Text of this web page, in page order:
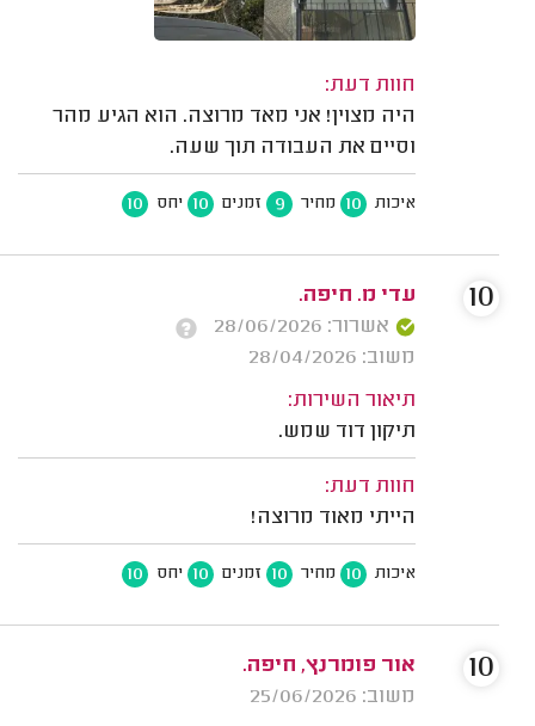
חוות דעת:
היה מצוין! אני מאד מרוצה. הוא הגיע מהר
וסיים את העבודה תוך שעה.
איכות 10 מחיר 9 זמנים 10 יחס 10
עדי מ. חיפה.
אשרור: 28/06/2026
משוב: 28/04/2026
תיאור השירות:
תיקון דוד שמש.
חוות דעת:
הייתי מאוד מרוצה!
איכות 10 מחיר 10 זמנים 10 יחס 10
10
אור פומרנץ, חיפה.
משוב: 25/06/2026
10